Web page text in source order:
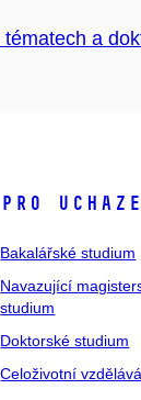
a
Pro
Bakalářské studium
Navazující
studium
Doktorské studium
Celoživotní